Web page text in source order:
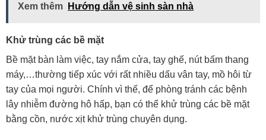
Xem thêm Hướng dẫn vệ sinh sàn nhà
Khử trùng các bề mặt
Bề mặt bàn làm việc, tay nắm cửa, tay ghế, nút bấm thang
máy,…thường tiếp xúc với rất nhiều dấu vân tay, mồ hôi từ
tay của mọi người. Chính vì thế, để phòng tránh các bệnh
lây nhiễm đường hô hấp, bạn có thể khử trùng các bề mặt
bằng cồn, nước xịt khử trùng chuyên dụng.